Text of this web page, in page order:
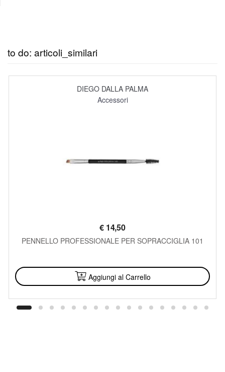
to do: articoli_similari
DIEGO DALLA PALMA
Accessori
€ 14,50
PENNELLO PROFESSIONALE PER SOPRACCIGLIA 101
Aggiungi al Carrello